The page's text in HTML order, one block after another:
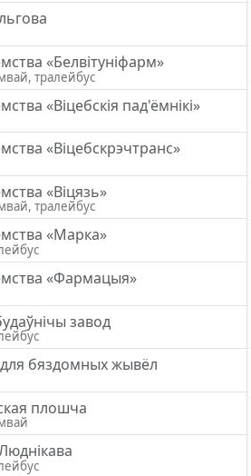
«Белвітуніфарм»
тралейбус
«Вiцебскiя пад'ёмнiкi»
«Віцебскрэчтранс»
«Віцязь»
тралейбус
«Марка»
«Фармацыя»
завод
бяздомных жывёл
плошча